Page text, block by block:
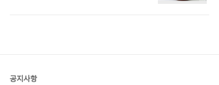
로 노릇노릇 구워주면 명란 요리 정말 초간단 혼술 안
공지사항